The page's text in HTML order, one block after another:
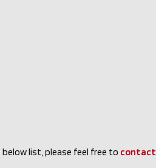
list, please feel free to contact